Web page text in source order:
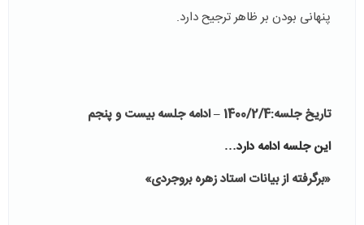
پنهانی بودن بر ظاهر ترجیح دارد.
تاریخ جلسه:1400/2/4– ادامه جلسه بیست و پنجم
این جلسه ادامه دارد…
«برگرفته از بیانات استاد زهره بروجردی»